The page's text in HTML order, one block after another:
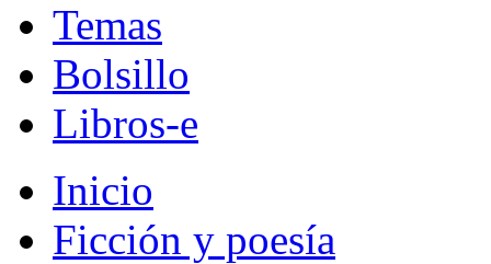
Temas
Bolsillo
Libros-e
Inicio
Ficción y poesía